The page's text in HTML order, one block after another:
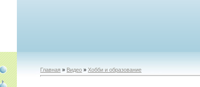
Главная » Видео »Хобби и образование